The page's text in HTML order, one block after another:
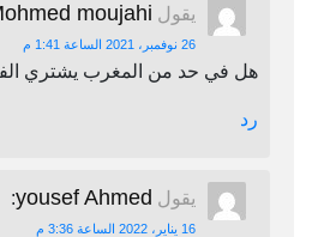
يقول moujahi
26 نوفمبر، 2021 الساعة 1:41 م
هل في حد من المغرب يشتري
رد
يقول yousef Ahmed
:
16 يناير، 2022 الساعة 3:36 م